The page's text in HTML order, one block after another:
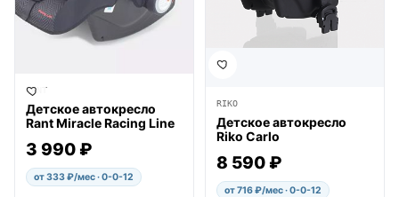
RANT
Детское автокресло
Rant Miracle Racing Line
3 990 ₽
от 333 ₽/мес · 0-0-12
RIKO
Детское автокресло
Riko Carlo
8 590 ₽
от 716 ₽/мес · 0-0-12